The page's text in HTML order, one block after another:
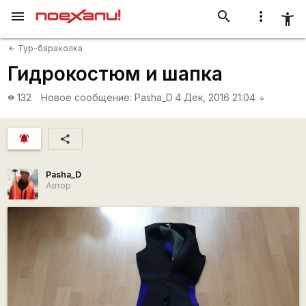
more_vert accessibility_new
search
menu
arrow_back Тур-барахолка
Гидрокостюм и шапка
visibility 132 Новое сообщение: Pasha_D 4 Дек, 2016 21:04 arrow_downward
notifications_active share
Pasha_D
Автор